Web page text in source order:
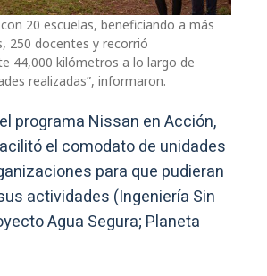
20 escuelas, beneficiando a más
250 docentes y recorrió
44,000 kilómetros a lo largo de
realizadas”, informaron.
programa Nissan en Acción,
el comodato de unidades
para que pudieran
actividades (Ingeniería Sin
Agua Segura; Planeta